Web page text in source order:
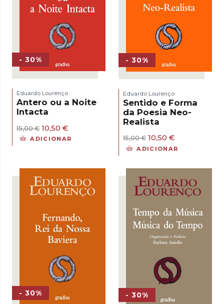
- 30%
Eduardo Lourenço
Antero ou a Noite
Intacta
15,00€ O
preço
10,50 €
preço
ADICIONAR
- 30%
Eduardo Lourenço
Sentido e Forma
da Poesia Neo-
Realista
15,00€ O
preço
original
15,00 €.
10,50 €O
preço
atual
10,50 €.
ADICIONAR
- 30% - 30%